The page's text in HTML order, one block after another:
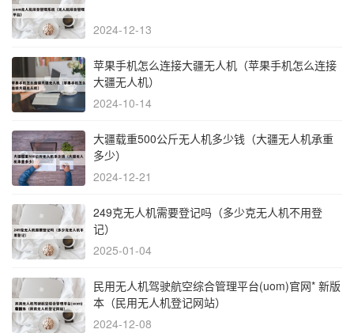
2024-12-13
苹果手机怎么连接大疆无人机（苹果手机怎么连接
大疆无人机）
2024-10-14
大疆载重500公斤无人机多少钱（大疆无人机承重
多少）
2024-12-21
249克无人机需要登记吗（多少克无人机不用登
记）
2025-01-04
民用无人机驾驶航空综合管理平台(uom)官网* 新版
本（民用无人机登记网站）
2024-12-08